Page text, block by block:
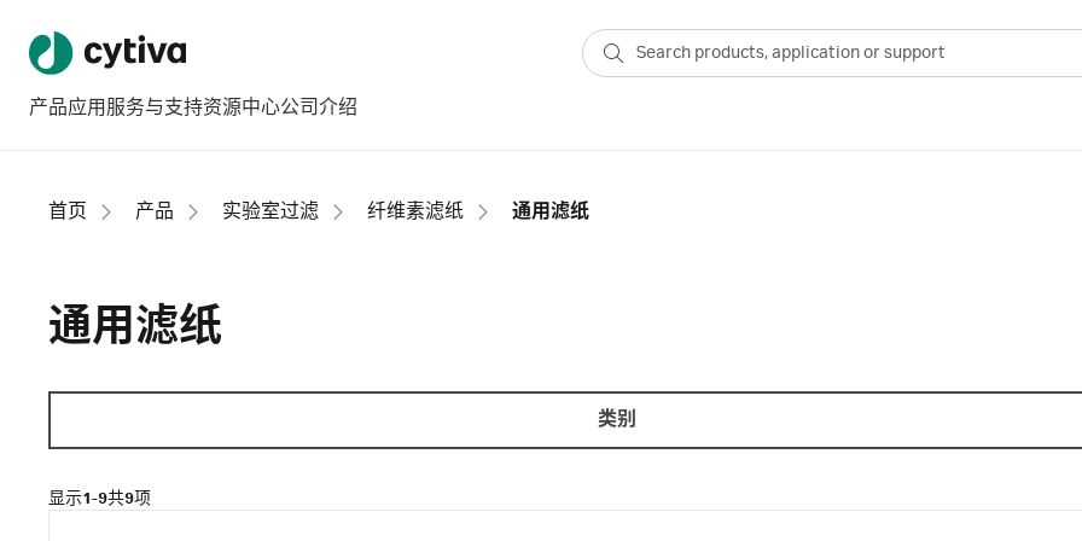
产品应用 服务与支持资源中心公司介绍
首页 产品 实验室过滤 纤维素滤纸 通用滤纸
通用滤纸
类别
显示1-9共9项